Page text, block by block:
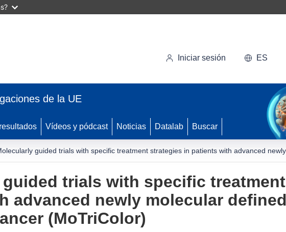
Iniciar sesión ES
de la UE
Vídeos y pódcast Noticias Datalab Buscar
guided trials with specific treatment strategies in patients with advanced
trials with specific
advanced newly molecular
(MoTriColor)